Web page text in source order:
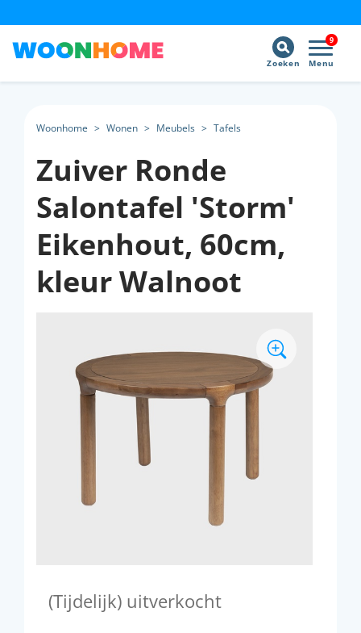
9
Menu
Zoeken
Woonhome > Wonen > Meubels > Tafels
Zuiver Ronde
Salontafel 'Storm'
Eikenhout, 60cm,
kleur Walnoot
(Tijdelijk) uitverkocht